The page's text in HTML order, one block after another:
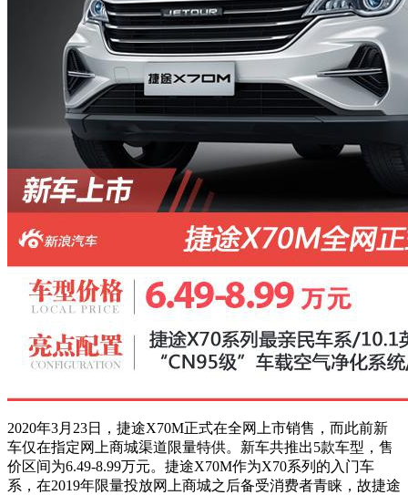
2020年3月23日，捷途X70M正式在全网上市销售，而此前新
车仅在指定网上商城渠道限量特供。新车共推出5款车型，售
价区间为6.49-8.99万元。捷途X70M作为X70系列的入门车
系，在2019年限量投放网上商城之后备受消费者青睐，故捷途